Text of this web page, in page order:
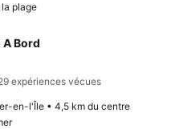
la plage
Bord
de 7,9
expériences vécues
en-l'Île • 4,5 km du centre